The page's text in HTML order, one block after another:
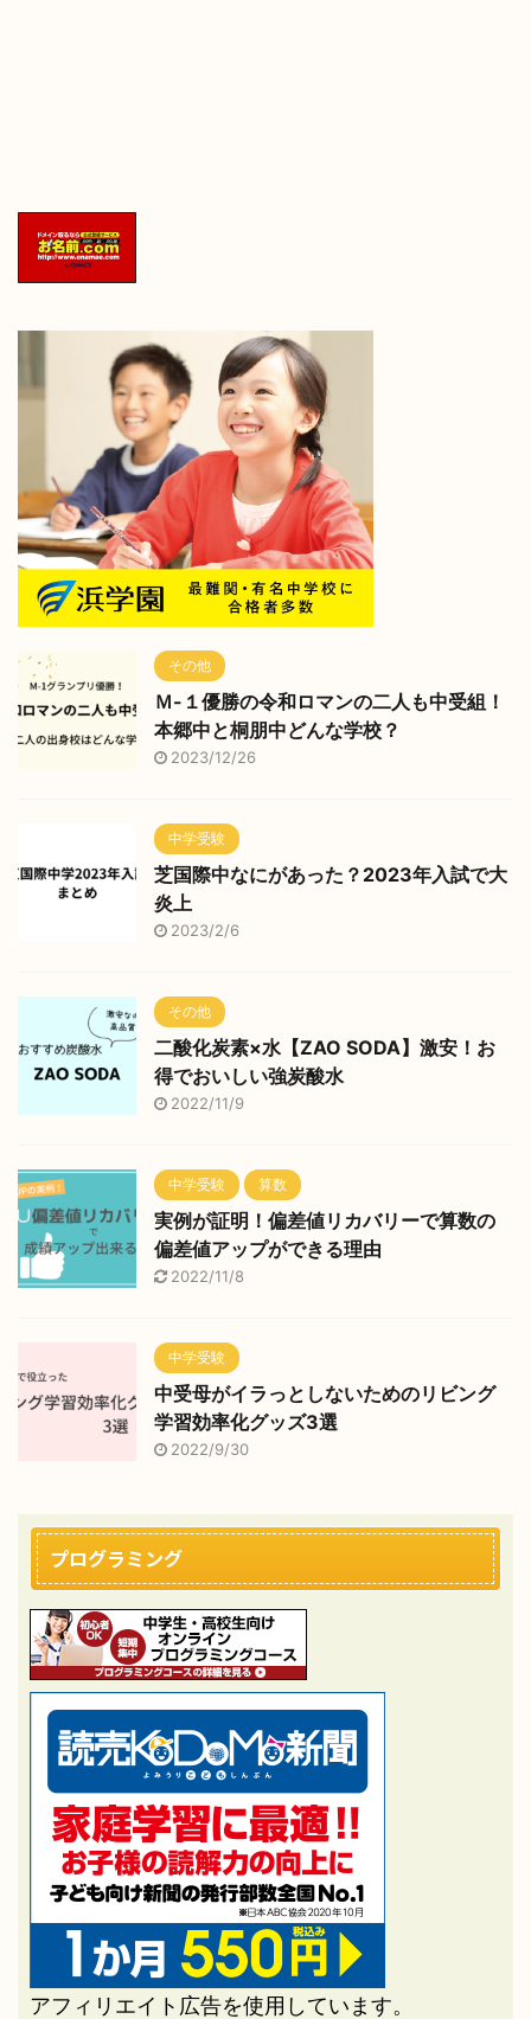
その他
Ｍ-１優勝の令和ロマンの二人も中受組！
本郷中と桐朋中どんな学校？
2023/12/26
中学受験
芝国際中なにがあった？2023年入試で大
炎上
2023/2/6
その他
二酸化炭素×水【ZAO SODA】激安！お
得でおいしい強炭酸水
2022/11/9
中学受験 算数
実例が証明！偏差値リカバリーで算数の
偏差値アップができる理由
2022/11/8
中学受験
中受母がイラっとしないためのリビング
学習効率化グッズ3選
2022/9/30
プログラミング
アフィリエイト広告を使用しています。